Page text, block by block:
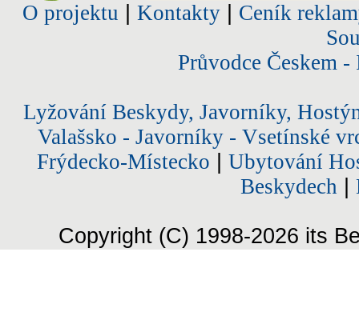
O projektu Kontakty| Ceník
Průvodce Českem
Lyžování Beskydy, Javorníky,
Valašsko - Javorníky - Vsetínské
Frýdecko-Místecko
Ubytování
Beskydech
Copyright (C) 1998-2026 its